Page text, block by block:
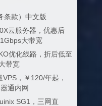
条款）中文版
云服务器，优惠后
大带宽
优化线路，折后低至
带宽
，￥120/年起，
通内网
SG1，三网直